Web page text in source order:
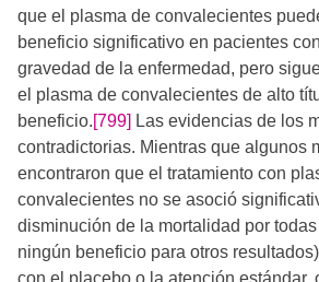
que el plasma de convalecientes
beneficio significativo en pacientes
gravedad de la enfermedad, pero
el plasma de convalecientes de alto
beneficio.[799] Las evidencias de los
contradictorias. Mientras que algunos
encontraron que el tratamiento con
convalecientes no se asoció
disminución de la mortalidad por
ningún beneficio para otros
con el placebo o la atención estándar,